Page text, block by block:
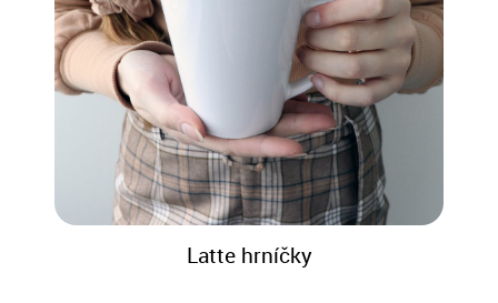
Latte hrníčky